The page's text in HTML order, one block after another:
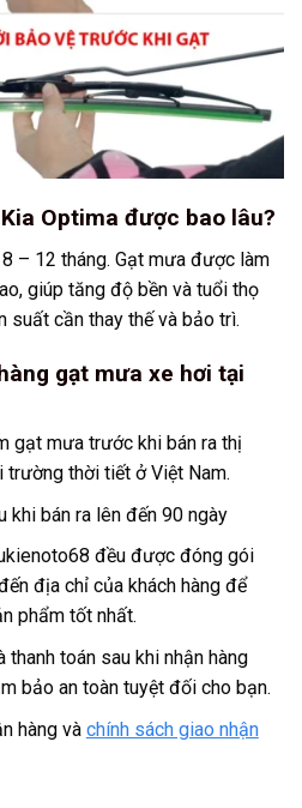
Optima được bao lâu?
– 12 tháng. Gạt mưa được làm
giúp tăng độ bền và tuổi thọ
suất cần thay thế và bảo trì.
gạt mưa xe hơi tại
gạt mưa trước khi bán ra thị
thời tiết ở Việt Nam.
khi bán ra lên đến 90 ngày
đều được đóng gói
địa chỉ của khách hàng để
phẩm tốt nhất.
thanh toán sau khi nhận hàng
bảo an toàn tuyệt đối cho bạn.
hàng và chính sách giao nhận